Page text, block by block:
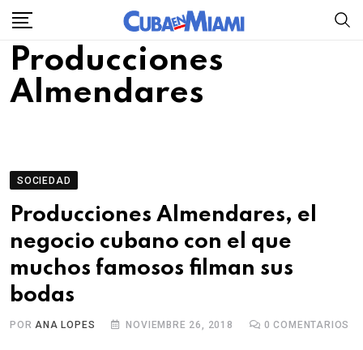
Skip
content
Producciones
Almendares
SOCIEDAD
Producciones Almendares, el
negocio cubano con el que
muchos famosos filman sus
bodas
PORANA LOPES NOVIEMBRE 26, 2018 0 COMENTARIOS